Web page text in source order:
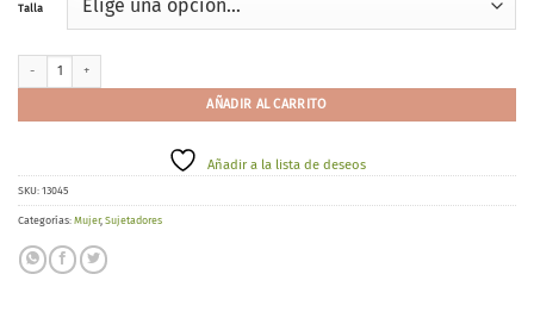
Talla
Selene Mariluz C cantidad
AÑADIR AL CARRITO
Añadir a la lista de deseos
SKU: 13045
Categorías: Mujer, Sujetadores